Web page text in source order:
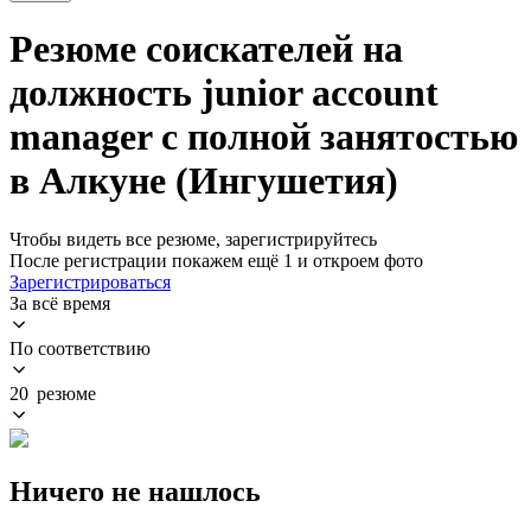
Резюме соискателей на
должность junior account
manager с полной занятостью
в Алкуне (Ингушетия)
Чтобы видеть все резюме, зарегистрируйтесь
После регистрации покажем ещё 1 и откроем фото
Зарегистрироваться
За всё время
По соответствию
20 резюме
Ничего не нашлось